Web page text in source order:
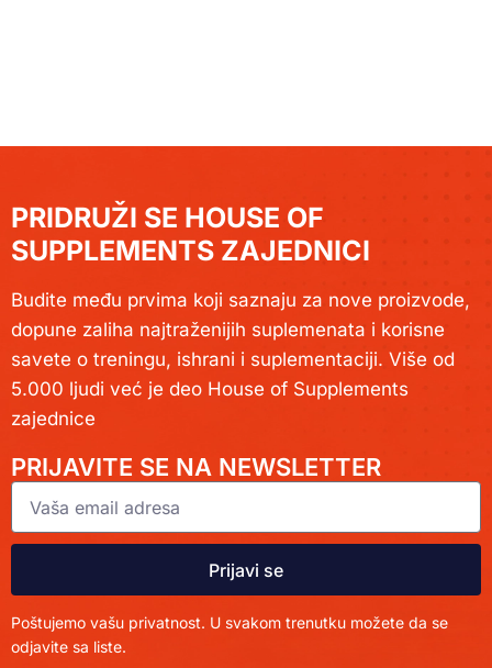
PRIDRUŽI SE HOUSE OF
SUPPLEMENTS ZAJEDNICI
Budite među prvima koji saznaju za nove proizvode,
dopune zaliha najtraženijih suplemenata i korisne
savete o treningu, ishrani i suplementaciji. Više od
5.000 ljudi već je deo House of Supplements
zajednice
PRIJAVITE SE NA NEWSLETTER
Prijavi se
Poštujemo vašu privatnost. U svakom trenutku možete da se
odjavite sa liste.